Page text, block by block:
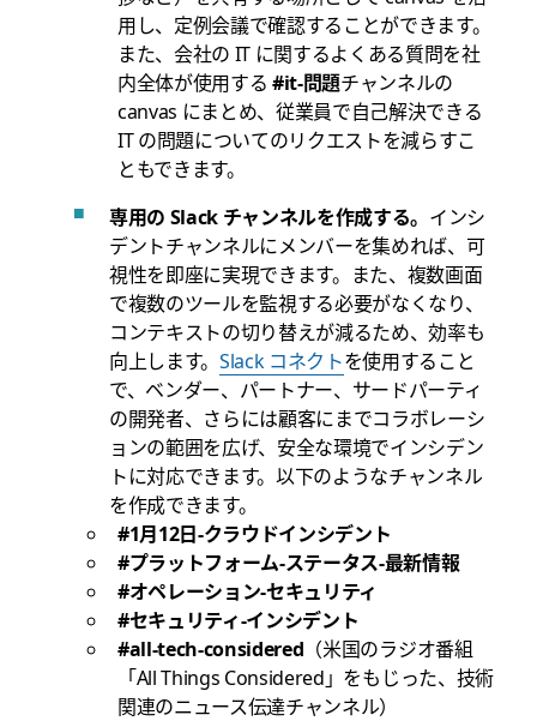
用し、定例会議で確認することができます。
また、会社の IT に関するよくある質問を社
内全体が使用する #it-問題チャンネルの
canvas にまとめ、従業員で自己解決できる
IT の問題についてのリクエストを減らすこ
ともできます。
専用の Slack チャンネルを作成する。 インシ
デントチャンネルにメンバーを集めれば、可
視性を即座に実現できます。また、複数画面
で複数のツールを監視する必要がなくなり、
コンテキストの切り替えが減るため、効率も
向上します。 Slack コネクトを使用すること
で、ベンダー、パートナー、サードパーティ
の開発者、さらには顧客にまでコラボレーシ
ョンの範囲を広げ、安全な環境でインシデン
トに対応できます。以下のようなチャンネル
を作成できます。
#1月12日-クラウドインシデント
#プラットフォーム-ステータス-最新情報
#オペレーション-セキュリティ
#セキュリティ-インシデント
#all-tech-considered （米国のラジオ番組
「All Things Considered」をもじった、技術
関連のニュース伝達チャンネル）